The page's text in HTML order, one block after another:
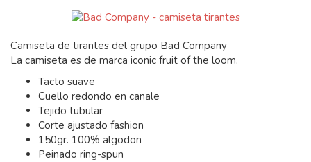
Camiseta de tirantes del grupo Bad Company
La camiseta es de marca iconic fruit of the loom.
Tacto suave
Cuello redondo en canale
Tejido tubular
Corte ajustado fashion
150gr. 100% algodon
Peinado ring-spun